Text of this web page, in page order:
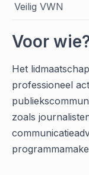
Veilig VWN
Voor
Het
professioneel
zoals